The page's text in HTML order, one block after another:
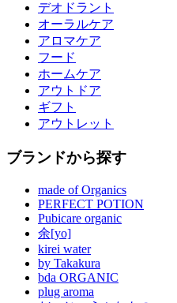
デオドラント
オーラルケア
アロマケア
フード
ホームケア
アウトドア
ギフト
アウトレット
ブランドから探す
made of Organics
PERFECT POTION
Pubicare organic
余[yo]
kirei water
by Takakura
bda ORGANIC
plug aroma